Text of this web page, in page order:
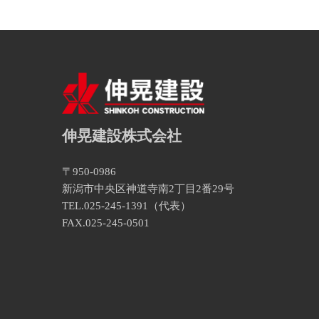
伸晃建設株式会社
〒950-0986
新潟市中央区神道寺南2丁目2番29号
TEL.025-245-1391（代表）
FAX.025-245-0501